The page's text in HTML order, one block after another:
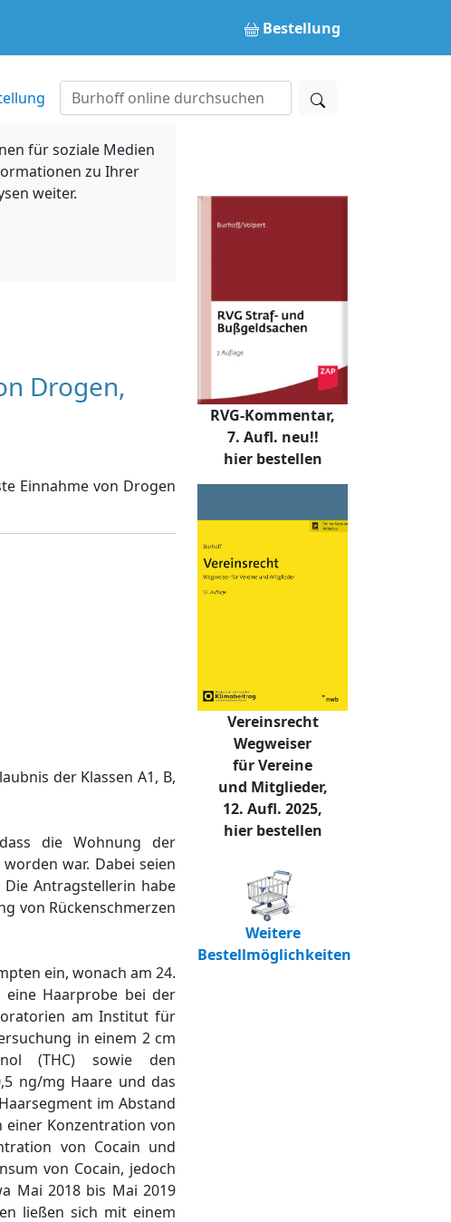
Bestellung
für soziale Medien
zu Ihrer
weiter.
Drogen,
Einnahme von Drogen
der Klassen A1, B,
die Wohnung der
war. Dabei seien
Antragstellerin habe
von Rückenschmerzen
ein, wonach am 24.
eine Haarprobe bei der
am Institut für
in einem 2 cm
(THC) sowie den
ng/mg Haare und das
im Abstand
einer Konzentration von
von Cocain und
von Cocain, jedoch
Mai 2018 bis Mai 2019
ließen sich mit einem
RVG-Kommentar,
7. Aufl. neu!!
hier bestellen
Vereinsrecht
Wegweiser
für Vereine
und Mitglieder,
12. Aufl. 2025,
hier bestellen
Weitere
Bestellmöglichkeiten